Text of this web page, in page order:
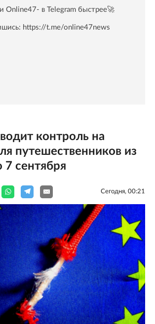
Online47- в Telegram быстрее🚀
https://t.me/online47news
контроль на
путешественников из
7 сентября
Сегодня, 00:21